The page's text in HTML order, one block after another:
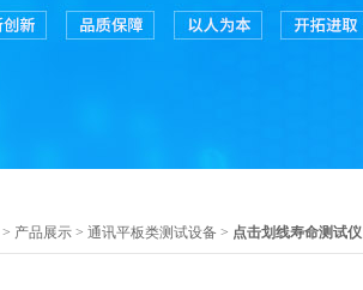
> 产品展示 > 通讯平板类测试设备 > 点击划线寿命测试仪